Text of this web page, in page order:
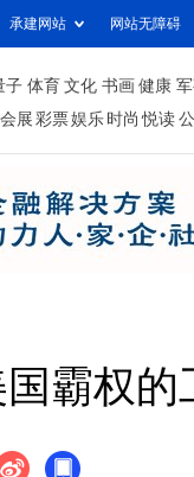
承建网站 网站无障碍
子 体育 文化 书画 健康
会展 彩票娱乐 时尚 悦读
霸权的